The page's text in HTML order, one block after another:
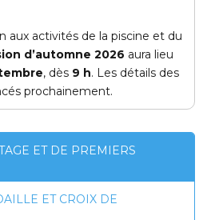
aux activités de la piscine et du
d’automne 2026 aura lieu
, dès 9 h. Les détails des
prochainement.
ET DE PREMIERS
ET CROIX DE